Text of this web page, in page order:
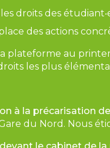
droits des
des actions
plateforme au
les plus
à la précarisation
du Nord. Nous